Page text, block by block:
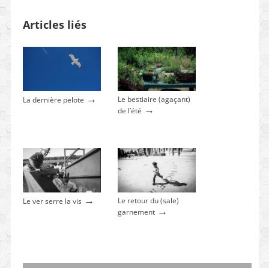
Articles liés
La dernière pelote →
Le bestiaire (agaçant)
de l’été →
Le ver serre la vis→
Le retour du (sale)
garnement→